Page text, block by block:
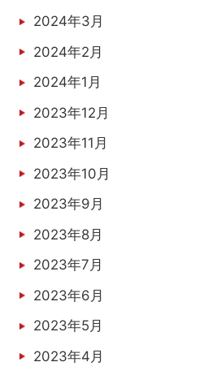
2024年3月
2024年2月
2024年1月
2023年12月
2023年11月
2023年10月
2023年9月
2023年8月
2023年7月
2023年6月
2023年5月
2023年4月